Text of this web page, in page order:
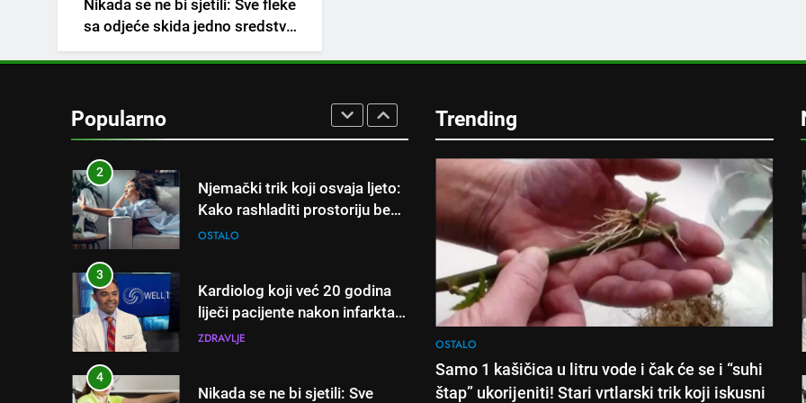
Nikada se ne bi sjetili: Sve fleke
sa odjeće skida jedno sredstvo
koje svi imamo u kući
Popularno
napitak koji se često spominje
kod šećerne bolesti
OSTALO
čak će se i “suhi štap”
ukorijeniti! Stari vrtlarski trik
2
Njemački trik koji osvaja ljeto:
Kako rashladiti prostoriju bez
klime i velikih računa za struju!
OSTALO
3
Kardiolog koji već 20 godina
liječi pacijente nakon infarkta
otkrio: Ove 4 jutarnje navike
dana!
ZDRAVLJE
4
Nikada se ne bi sjetili: Sve
Trending
OSTALO
Samo 1 kašičica u litru vode i čak će se i “suhi
štap” ukorijeniti! Stari vrtlarski trik koji iskusni